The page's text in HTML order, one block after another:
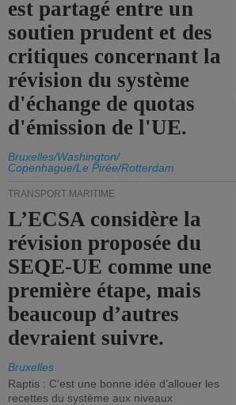
est partagé entre un
soutien prudent et des
critiques concernant la
révision du système
d'échange de quotas
d'émission de l'UE.
Bruxelles/Washington/
Copenhague/Le Pirée/Rotterdam
TRANSPORT MARITIME
L’ECSA considère la
révision proposée du
SEQE-UE comme une
première étape, mais
beaucoup d’autres
devraient suivre.
Bruxelles
Raptis : C’est une bonne idée d’allouer les
recettes du système aux niveaux